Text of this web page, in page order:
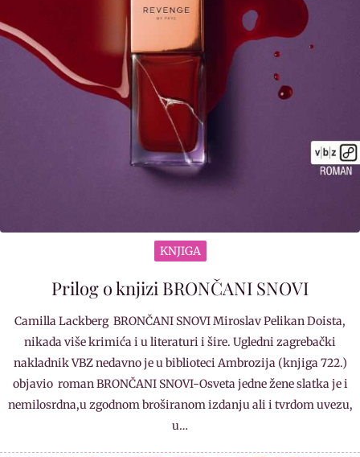
KNJIGA
Prilog o knjizi BRONČANI SNOVI
Camilla Lackberg BRONČANI SNOVI Miroslav Pelikan Doista,
nikada više krimića i u literaturi i šire. Ugledni zagrebački
nakladnik VBZ nedavno je u biblioteci Ambrozija (knjiga 722.)
objavio roman BRONČANI SNOVI-Osveta jedne žene slatka je i
nemilosrdna,u zgodnom broširanom izdanju ali i tvrdom uvezu,
u…